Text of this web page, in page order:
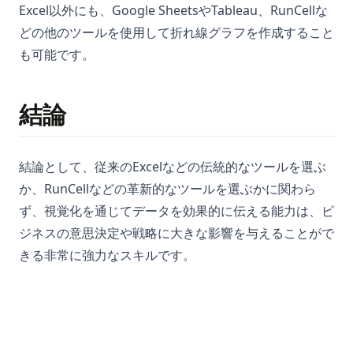
Excel以外にも、Google SheetsやTableau、RunCellな
どの他のツールを使用して折れ線グラフを作成すること
も可能です。
結論
結論として、従来のExcelなどの伝統的なツールを選ぶ
か、RunCellなどの革新的なツールを選ぶかに関わら
ず、視覚化を通じてデータを効果的に伝える能力は、ビ
ジネスの意思決定や戦略に大きな影響を与えることがで
きる非常に強力なスキルです。